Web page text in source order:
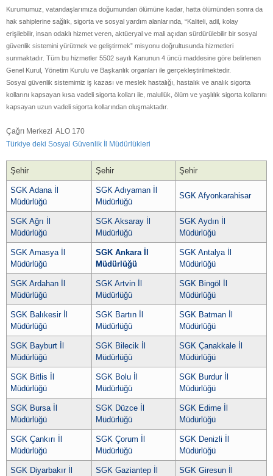
Kurumumuz, vatandaşlarımıza doğumundan ölümüne kadar, hatta ölümünden sonra da
hak sahiplerine sağlık, sigorta ve sosyal yardım alanlarında, “Kaliteli, adil, kolay
erişilebilir, insan odaklı hizmet veren, aktüeryal ve mali açıdan sürdürülebilir bir sosyal
güvenlik sistemini yürütmek ve geliştirmek” misyonu doğrultusunda hizmetleri
sunmaktadır. Tüm bu hizmetler 5502 sayılı Kanunun 4 üncü maddesine göre belirlenen
Genel Kurul, Yönetim Kurulu ve Başkanlık organları ile gerçekleştirilmektedir.
Sosyal güvenlik sistemimiz iş kazası ve meslek hastalığı, hastalık ve analık sigorta
kollarını kapsayan kısa vadeli sigorta kolları ile, malullük, ölüm ve yaşlılık sigorta kollarını
kapsayan uzun vadeli sigorta kollarından oluşmaktadır.
Çağrı Merkezi ALO 170
Türkiye deki Sosyal Güvenlik İl Müdürlükleri
Şehir Şehir Şehir
SGK Adana İl
Müdürlüğü
SGK Adıyaman İl
Müdürlüğü
SGK Afyonkarahisar
SGK Ağrı İl
Müdürlüğü
SGK Aksaray İl
Müdürlüğü
SGK Aydın İl
Müdürlüğü
SGK Amasya İl
Müdürlüğü
SGK Ankara İl
Müdürlüğü
SGK Antalya İl
Müdürlüğü
SGK Ardahan İl
Müdürlüğü
SGK Artvin İl
Müdürlüğü
SGK Bingöl İl
Müdürlüğü
SGK Balıkesir İl
Müdürlüğü
SGK Bartın İl
Müdürlüğü
SGK Batman İl
Müdürlüğü
SGK Bayburt İl
Müdürlüğü
SGK Bilecik İl
Müdürlüğü
SGK Çanakkale İl
Müdürlüğü
SGK Bitlis İl
Müdürlüğü
SGK Bolu İl
Müdürlüğü
SGK Burdur İl
Müdürlüğü
SGK Bursa İl
Müdürlüğü
SGK Düzce İl
Müdürlüğü
SGK Edirne İl
Müdürlüğü
SGK Çankırı İl
Müdürlüğü
SGK Çorum İl
Müdürlüğü
SGK Denizli İl
Müdürlüğü
SGK Diyarbakır İl
SGK Gaziantep İl
SGK Giresun İl